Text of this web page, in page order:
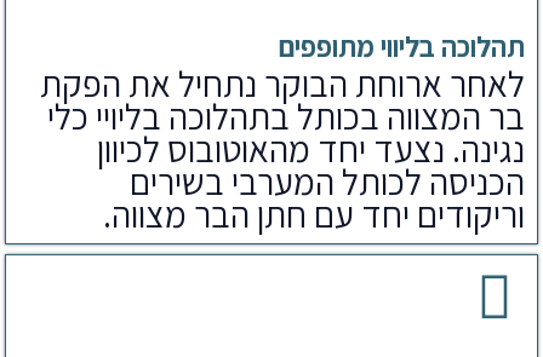
תהלוכה בליווי מתופפים
לאחר ארוחת הבוקר נתחיל את הפקת
בר המצווה בכותל בתהלוכה בליויי כלי
נגינה. נצעד יחד מהאוטובוס לכיוון
הכניסה לכותל המערבי בשירים
וריקודים יחד עם חתן הבר מצווה.